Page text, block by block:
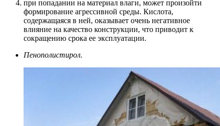
при попадании на материал влаги, может произойти
формирование агрессивной среды. Кислота,
содержащаяся в ней, оказывает очень негативное
влияние на качество конструкции, что приводит к
сокращению срока ее эксплуатации.
Пенополистирол.